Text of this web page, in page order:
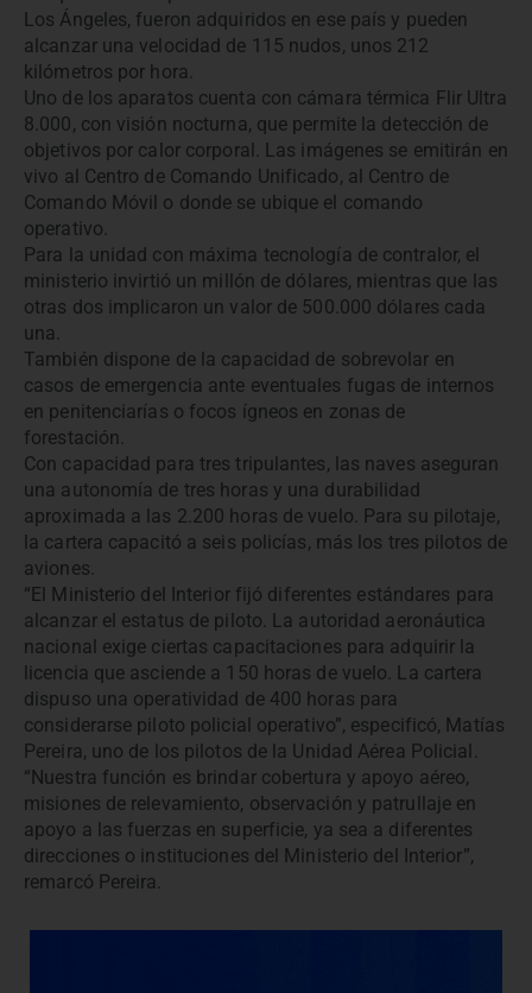
Los Ángeles, fueron adquiridos en ese país y pueden
alcanzar una velocidad de 115 nudos, unos 212
kilómetros por hora.
Uno de los aparatos cuenta con cámara térmica Flir Ultra
8.000, con visión nocturna, que permite la detección de
objetivos por calor corporal. Las imágenes se emitirán en
vivo al Centro de Comando Unificado, al Centro de
Comando Móvil o donde se ubique el comando
operativo.
Para la unidad con máxima tecnología de contralor, el
ministerio invirtió un millón de dólares, mientras que las
otras dos implicaron un valor de 500.000 dólares cada
una.
También dispone de la capacidad de sobrevolar en
casos de emergencia ante eventuales fugas de internos
en penitenciarías o focos ígneos en zonas de
forestación.
Con capacidad para tres tripulantes, las naves aseguran
una autonomía de tres horas y una durabilidad
aproximada a las 2.200 horas de vuelo. Para su pilotaje,
la cartera capacitó a seis policías, más los tres pilotos de
aviones.
“El Ministerio del Interior fijó diferentes estándares para
alcanzar el estatus de piloto. La autoridad aeronáutica
nacional exige ciertas capacitaciones para adquirir la
licencia que asciende a 150 horas de vuelo. La cartera
dispuso una operatividad de 400 horas para
considerarse piloto policial operativo”, especificó, Matías
Pereira, uno de los pilotos de la Unidad Aérea Policial.
“Nuestra función es brindar cobertura y apoyo aéreo,
misiones de relevamiento, observación y patrullaje en
apoyo a las fuerzas en superficie, ya sea a diferentes
direcciones o instituciones del Ministerio del Interior”,
remarcó Pereira.